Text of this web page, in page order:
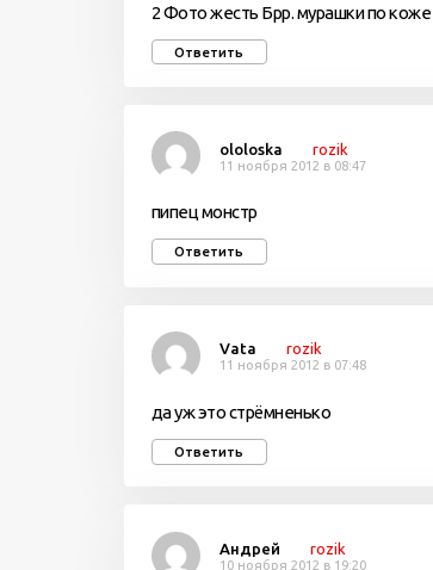
2 Фото жесть Брр. мурашки по коже
Ответить
ololoska rozik
11 ноября 2012 в 08:47
пипец монстр
Ответить
Vata rozik
11 ноября 2012 в 07:48
да уж это стрёмненько
Ответить
Андрей rozik
10 ноября 2012 в 19:20